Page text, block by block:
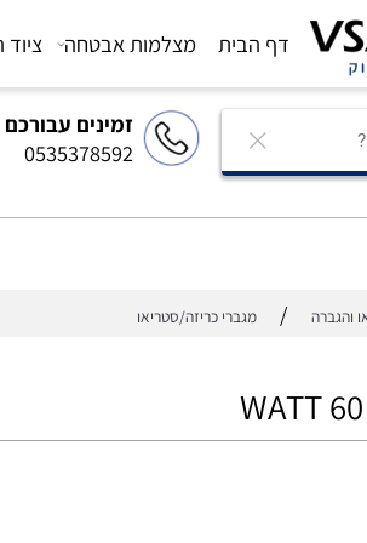
זמינים עבורכם
0535378592
דף הבית מצלמות אבטחה ציוד
/ מגברי כריזה/סטריאו